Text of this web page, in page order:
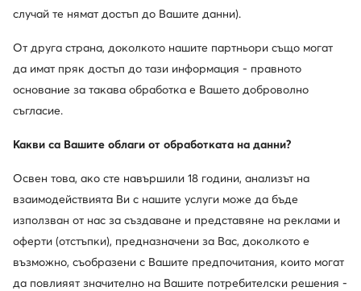
119,99€
114,99€
Нови
Reebok
още 25% Код: SUMMER
Нови
Steve Madden
случай те нямат достъп до Вашите данни).
От друга страна, доколкото нашите партньори също могат
да имат пряк достъп до тази информация - правното
основание за такава обработка е Вашето доброволно
съгласие.
Какви са Вашите облаги от обработката на данни?
Освен това, ако сте навършили 18 години, анализът на
взаимодействията Ви с нашите услуги може да бъде
използван от нас за създаване и представяне на реклами и
оферти (отстъпки), предназначени за Вас, доколкото е
възможно, съобразени с Вашите предпочитания, които могат
да повлияят значително на Вашите потребителски решения -